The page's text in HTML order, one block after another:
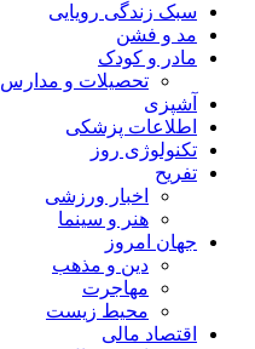
سبک زندگی رویایی
مد و فشن
مادر و کودک
تحصیلات و مدارس
آشپزی
اطلاعات پزشکی
تکنولوژی روز
تفریح
اخبار ورزشی
هنر و سینما
جهان امروز
دین و مذهب
مهاجرت
محیط زیست
اقتصاد مالی